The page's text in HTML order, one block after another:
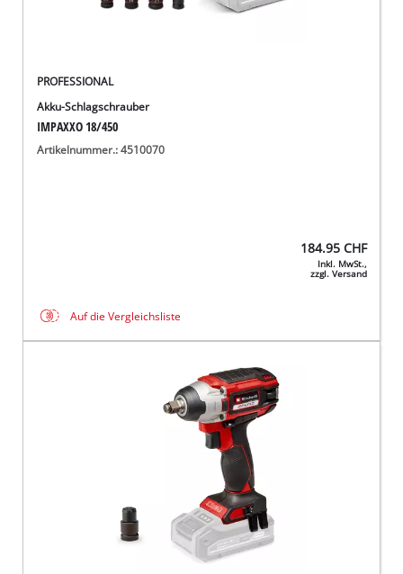
PROFESSIONAL
Akku-Schlagschrauber
IMPAXXO 18/450
Artikelnummer.: 4510070
184.95 CHF
Inkl. MwSt.,
zzgl. Versand
Auf die Vergleichsliste